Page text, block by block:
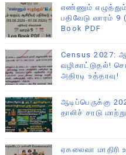
எண்ணும்
பதிவேடு வாரம்
Book PDF
Census 2027:
வழிகாட்டுதல்!
அதிரடி உத்தரவு!
ஆடிப்பெருக்கு
தாலிச் சரடு
ஏகலைவா மாதிரி